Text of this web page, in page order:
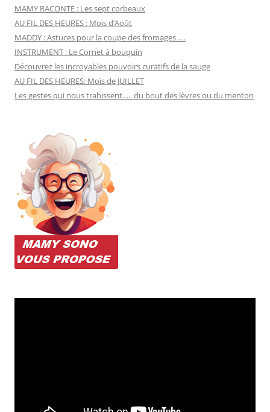
MAMY RACONTE : Les sept corbeaux
AU FIL DES HEURES : Mois d’Août
MADDY : Astuces pour la coupe des fromages ….
INSTRUMENT : Le Cornet à bouquin
Découvrez les incroyables pouvoirs curatifs de la sauge
AU FIL DES HEURES: Mois de JUILLET
Les gestes qui nous trahissent….. du bout des lèvres ou du menton